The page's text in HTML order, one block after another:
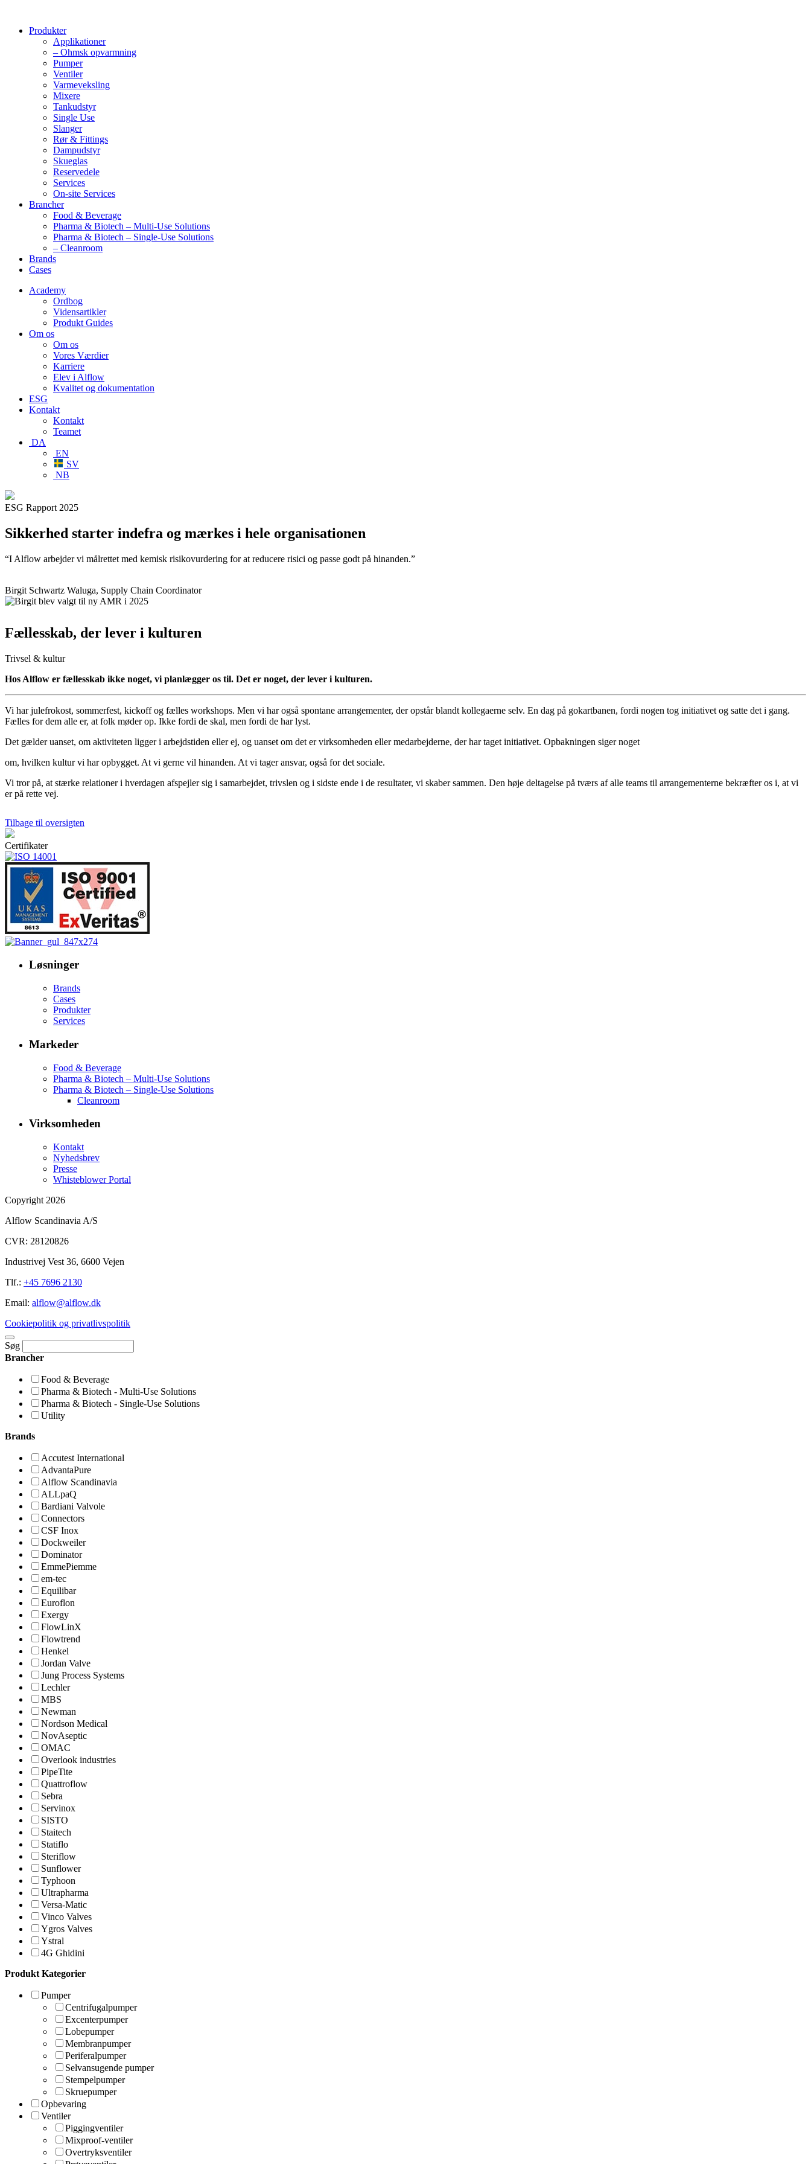
Produkter
Applikationer
– Ohmsk opvarmning
Pumper
Ventiler
Varmeveksling
Mixere
Tankudstyr
Single Use
Slanger
Rør & Fittings
Dampudstyr
Skueglas
Reservedele
Services
On-site Services
Brancher
Food & Beverage
Pharma & Biotech – Multi-Use Solutions
Pharma & Biotech – Single-Use Solutions
– Cleanroom
Brands
Cases
Academy
Ordbog
Vidensartikler
Produkt Guides
Om os
Om os
Vores Værdier
Karriere
Elev i Alflow
Kvalitet og dokumentation
ESG
Kontakt
Kontakt
Teamet
DA
EN
SV
NB
ESG Rapport 2025
Sikkerhed starter indefra og mærkes i hele organisationen
“I Alflow arbejder vi målrettet med kemisk risikovurdering for at reducere risici og passe godt på hinanden.”
Birgit Schwartz Waluga, Supply Chain Coordinator
Fællesskab, der lever i kulturen
Trivsel & kultur
Hos Alflow er fællesskab ikke noget, vi planlægger os til. Det er noget, der lever i kulturen.
Vi har julefrokost, sommerfest, kickoff og fælles workshops. Men vi har også spontane arrangementer, der opstår blandt kollegaerne selv. En dag på gokartbanen, fordi nogen tog initiativet og satte det i gang.
Fælles for dem alle er, at folk møder op. Ikke fordi de skal, men fordi de har lyst.
Det gælder uanset, om aktiviteten ligger i arbejdstiden eller ej, og uanset om det er virksomheden eller medarbejderne, der har taget initiativet. Opbakningen siger noget
om, hvilken kultur vi har opbygget. At vi gerne vil hinanden. At vi tager ansvar, også for det sociale.
Vi tror på, at stærke relationer i hverdagen afspejler sig i samarbejdet, trivslen og i sidste ende i de resultater, vi skaber sammen. Den høje deltagelse på tværs af alle teams til arrangementerne bekræfter os i, at vi
er på rette vej.
Tilbage til oversigten
Certifikater
Løsninger
Brands
Cases
Produkter
Services
Markeder
Food & Beverage
Pharma & Biotech – Multi-Use Solutions
Pharma & Biotech – Single-Use Solutions
Cleanroom
Virksomheden
Kontakt
Nyhedsbrev
Presse
Whisteblower Portal
Copyright 2026
Alflow Scandinavia A/S
CVR: 28120826
Industrivej Vest 36, 6600 Vejen
Tlf.: +45 7696 2130
Email: alflow@alflow.dk
Cookiepolitik og privatlivspolitik
Søg
Brancher
Food & Beverage
Pharma & Biotech - Multi-Use Solutions
Pharma & Biotech - Single-Use Solutions
Utility
Brands
Accutest International
AdvantaPure
Alflow Scandinavia
ALLpaQ
Bardiani Valvole
Connectors
CSF Inox
Dockweiler
Dominator
EmmePiemme
em-tec
Equilibar
Euroflon
Exergy
FlowLinX
Flowtrend
Henkel
Jordan Valve
Jung Process Systems
Lechler
MBS
Newman
Nordson Medical
NovAseptic
OMAC
Overlook industries
PipeTite
Quattroflow
Sebra
Servinox
SISTO
Staitech
Statiflo
Steriflow
Sunflower
Typhoon
Ultrapharma
Versa-Matic
Vinco Valves
Ygros Valves
Ystral
4G Ghidini
Produkt Kategorier
Pumper
Centrifugalpumper
Excenterpumper
Lobepumper
Membranpumper
Periferalpumper
Selvansugende pumper
Stempelpumper
Skruepumper
Opbevaring
Ventiler
Piggingventiler
Mixproof-ventiler
Overtryksventiler